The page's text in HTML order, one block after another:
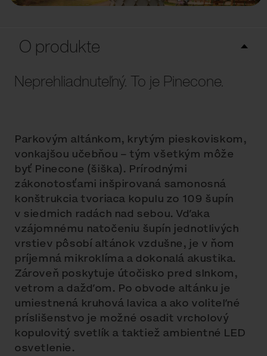
O produkte
Neprehliadnuteľný. To je Pinecone.
Parkovým altánkom, krytým pieskoviskom,
vonkajšou učebňou – tým všetkým môže
byť Pinecone (šiška). Prírodnými
zákonotosťami inšpirovaná samonosná
konštrukcia tvoriaca kopulu zo 109 šupín
v siedmich radách nad sebou. Vďaka
vzájomnému natočeniu šupín jednotlivých
vrstiev pôsobí altánok vzdušne, je v ňom
príjemná mikroklíma a dokonalá akustika.
Zároveň poskytuje útočisko pred slnkom,
vetrom a dažďom. Po obvode altánku je
umiestnená kruhová lavica a ako voliteľné
príslišenstvo je možné osadit vrcholový
kopulovitý svetlík a taktiež ambientné LED
osvetlenie.